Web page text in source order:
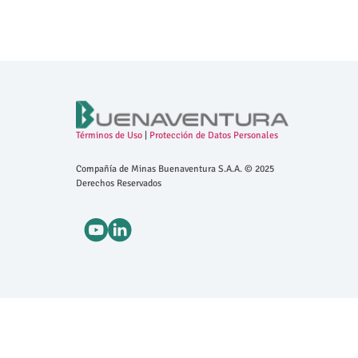
Términos de Uso| Protección de Datos Personales
Compañía de Minas Buenaventura S.A.A. © 2025
Derechos Reservados